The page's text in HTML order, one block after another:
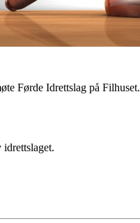
Førde Idrettslag på Filhuset.